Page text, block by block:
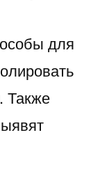
для
Также